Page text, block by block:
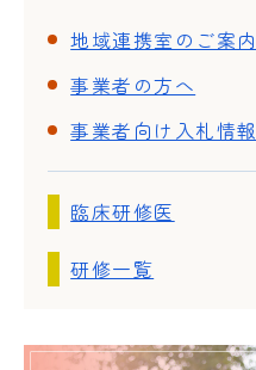
地域連携室のご案内
事業者の方へ
事業者向け入札情報
臨床研修医
研修一覧